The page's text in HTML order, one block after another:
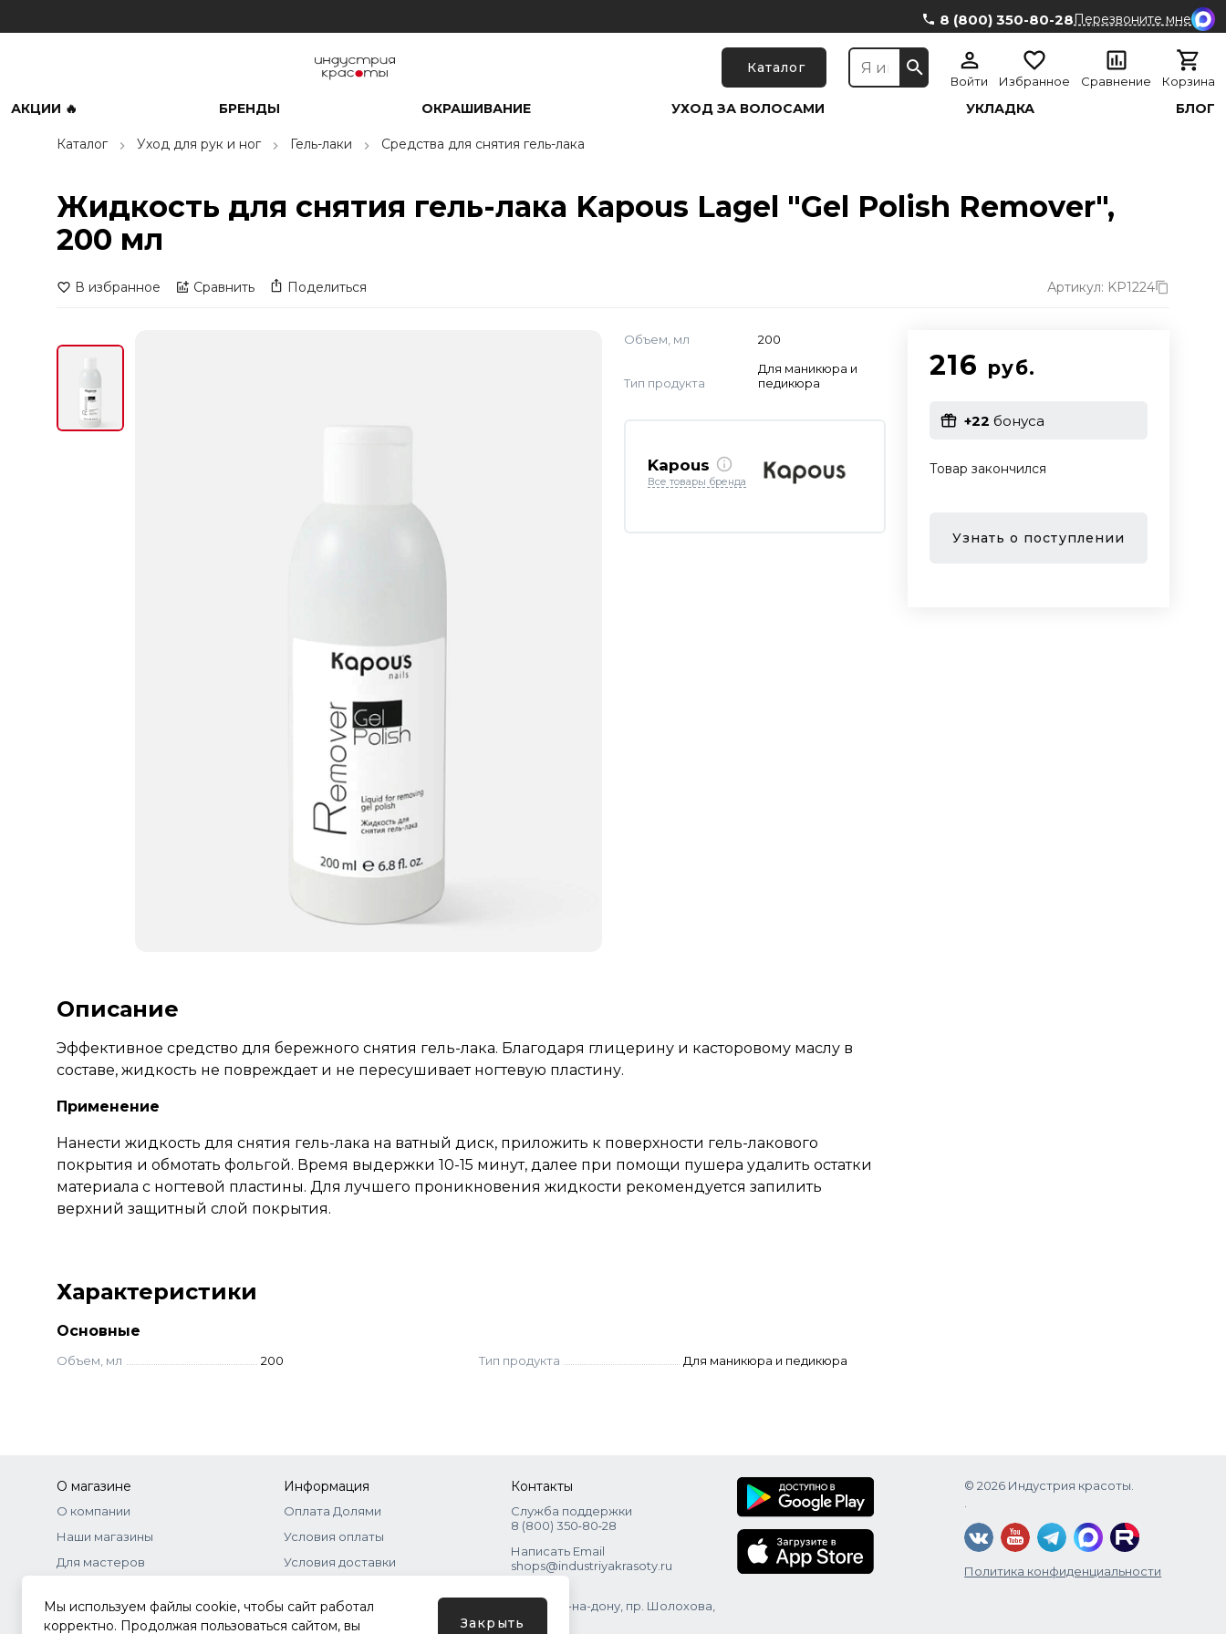
8 (800) 350-80-28Перезвоните мне
Каталог
Войти Избранное Сравнение Корзина
АКЦИИ 🔥 БРЕНДЫ ОКРАШИВАНИЕ УХОД ЗА ВОЛОСАМИ УКЛАДКА БЛОГ
Каталог Уход для рук и ног Гель-лаки Средства для снятия гель-лака
Жидкость для снятия гель-лака Kapous Lagel "Gel Polish Remover",
200 мл
В избранное Сравнить Поделиться Артикул: KP1224
Объем, мл 200
Тип продукта
Для маникюра и
педикюра
Kapous
Все товары бренда
216 руб.
+22 бонуса
Товар закончился
Узнать о поступлении
Описание
Эффективное средство для бережного снятия гель-лака. Благодаря глицерину и касторовому маслу в
составе, жидкость не повреждает и не пересушивает ногтевую пластину.
Применение
Нанести жидкость для снятия гель-лака на ватный диск, приложить к поверхности гель-лакового
покрытия и обмотать фольгой. Время выдержки 10-15 минут, далее при помощи пушера удалить остатки
материала с ногтевой пластины. Для лучшего проникновения жидкости рекомендуется запилить
верхний защитный слой покрытия.
Характеристики
Основные
Объем, мл 200 Тип продукта Для маникюра и педикюра
О магазине
О компании
Наши магазины
Для мастеров
Оптовое сотрудничество
Информация
Оплата Долями
Условия оплаты
Условия доставки
Документы
Контакты
Служба поддержки
8 (800) 350‑80‑28
Написать Email
shops@industriyakrasoty.ru
г. Ростов-на-дону, пр. Шолохова,
зд. 11 с. 1
© 2026 Индустрия красоты.
Политика конфиденциальности
Мы используем файлы cookie, чтобы сайт работал
корректно. Продолжая пользоваться сайтом, вы
Закрыть